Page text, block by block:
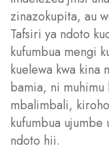
zinazokupita, au
Tafsiri ya ndoto
kufumbua mengi
kuelewa kwa kina
bamia, ni
mbalimbali,
kufumbua
ndoto hii.